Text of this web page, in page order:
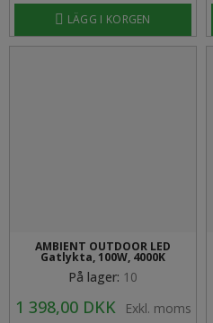
LÄGG I KORGEN
AMBIENT OUTDOOR LED
Gatlykta, 100W, 4000K
På lager: 10
1 398,00 DKK Exkl. moms